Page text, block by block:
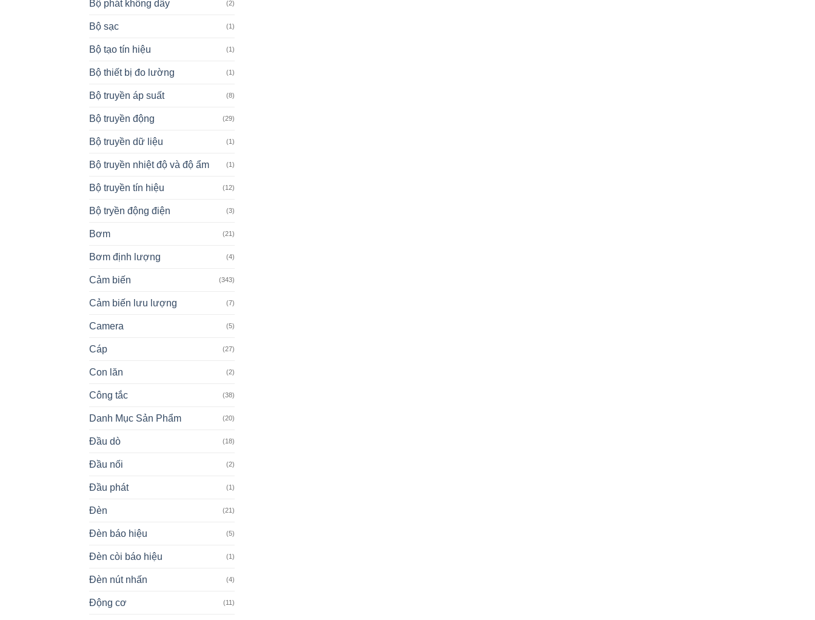
Bộ phát không dây (2)
Bộ sạc (1)
Bộ tạo tín hiệu (1)
Bộ thiết bị đo lường (1)
Bộ truyền áp suất (8)
Bộ truyền động (29)
Bộ truyền dữ liệu (1)
Bộ truyền nhiệt độ và độ ẩm (1)
Bộ truyền tín hiệu (12)
Bộ tryền động điện (3)
Bơm (21)
Bơm định lượng (4)
Cảm biến (343)
Cảm biến lưu lượng (7)
Camera (5)
Cáp (27)
Con lăn (2)
Công tắc (38)
Danh Mục Sản Phẩm (20)
Đầu dò (18)
Đầu nối (2)
Đầu phát (1)
Đèn (21)
Đèn báo hiệu (5)
Đèn còi báo hiệu (1)
Đèn nút nhấn (4)
Động cơ (11)